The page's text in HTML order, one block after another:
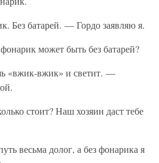
Без батарей. — Гордо заявляю я.
может быть без батарей?
«вжик-вжик» и светит. —
стоит? Наш хозяин даст тебе
весьма долог, а без фонарика я